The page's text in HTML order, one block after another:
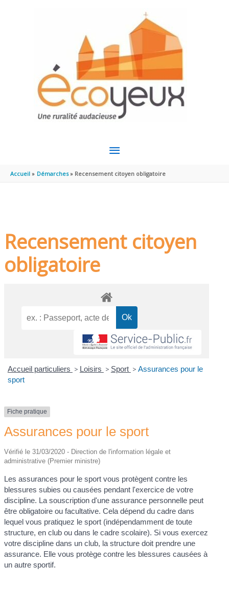
MENU
PRINCIPAL
Accueil Démarches Recensement citoyen obligatoire
Recensement citoyen
obligatoire
Accueil particuliers > Loisirs > Sport > Assurances pour le
sport
Fiche pratique
Assurances pour le sport
Vérifié le 31/03/2020 - Direction de l'information légale et
administrative (Premier ministre)
Les assurances pour le sport vous protègent contre les
blessures subies ou causées pendant l'exercice de votre
discipline. La souscription d'une assurance personnelle peut
être obligatoire ou facultative. Cela dépend du cadre dans
lequel vous pratiquez le sport (indépendamment de toute
structure, en club ou dans le cadre scolaire). Si vous exercez
votre discipline dans un club, la structure doit prendre une
assurance. Elle vous protège contre les blessures causées à
un autre sportif.